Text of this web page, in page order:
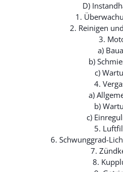
D)
1.
2. Reinigen
3.
a)
b)
c)
4.
a)
b)
c)
5.
6. Schwunggrad-
7.
8.